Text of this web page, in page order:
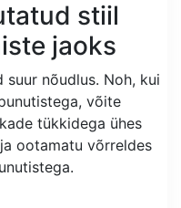
stiil
jaoks
nõudlus. Noh, kui
võite
tükkidega ühes
ootamatu võrreldes